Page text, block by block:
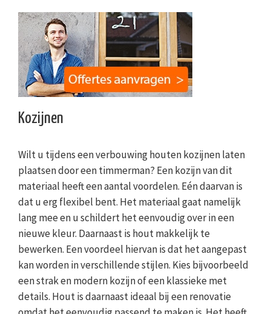
Kozijnen
Wilt u tijdens een verbouwing houten kozijnen laten
plaatsen door een timmerman? Een kozijn van dit
materiaal heeft een aantal voordelen. Eén daarvan is
dat u erg flexibel bent. Het materiaal gaat namelijk
lang mee en u schildert het eenvoudig over in een
nieuwe kleur. Daarnaast is hout makkelijk te
bewerken. Een voordeel hiervan is dat het aangepast
kan worden in verschillende stijlen. Kies bijvoorbeeld
een strak en modern kozijn of een klassieke met
details. Hout is daarnaast ideaal bij een renovatie